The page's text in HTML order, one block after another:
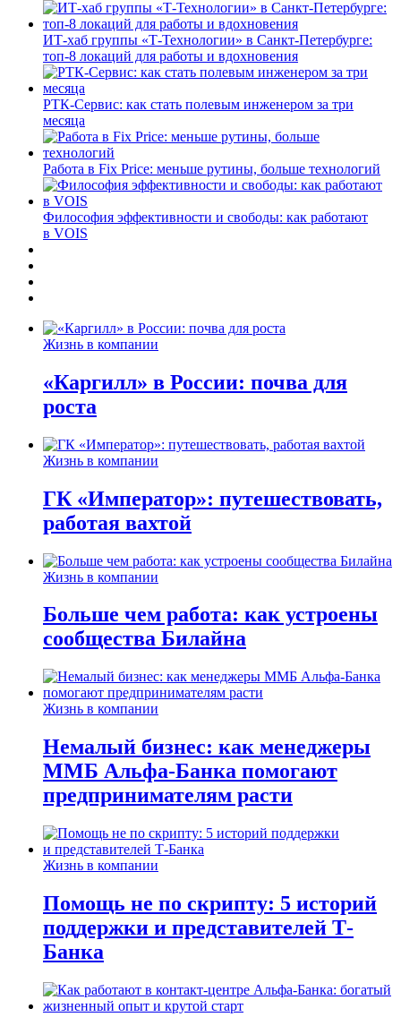
ИТ-хаб группы «Т-Технологии» в Санкт-Петербурге:
топ-8 локаций для работы и вдохновения
РТК-Сервис: как стать полевым инженером за три
месяца
Работа в Fix Price: меньше рутины, больше технологий
Философия эффективности и свободы: как работают
в VOIS
Жизнь в компании
«Каргилл» в России: почва для
роста
Жизнь в компании
ГК «Император»: путешествовать,
работая вахтой
Жизнь в компании
Больше чем работа: как устроены
сообщества Билайна
Жизнь в компании
Немалый бизнес: как менеджеры
ММБ Альфа-Банка помогают
предпринимателям расти
Жизнь в компании
Помощь не по скрипту: 5 историй
поддержки и представителей Т-
Банка